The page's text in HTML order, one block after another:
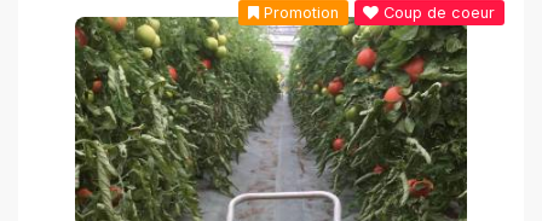
Promotion Coup de coeur